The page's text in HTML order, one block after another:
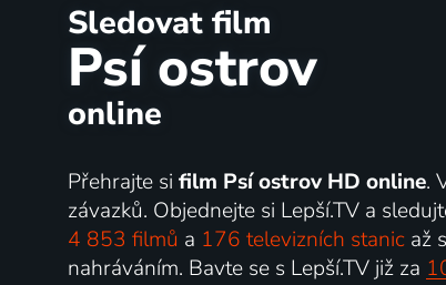
Sledovat film
Psí ostrov
online
Přehrajte si film Psí ostrov HD online.
závazků. Objednejte si Lepší.TV a
4 853 filmů a 176 televizních stanicaž
nahráváním. Bavte se s Lepší.TV již za